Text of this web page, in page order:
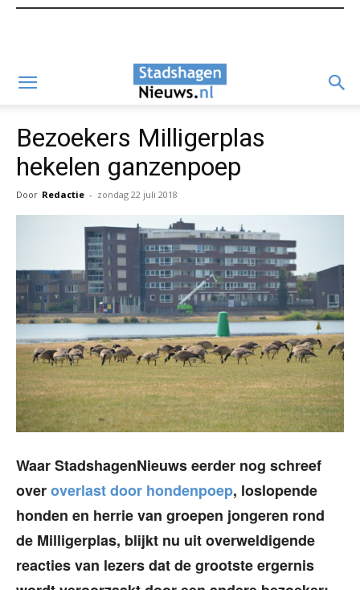
Bezoekers Milligerplas
hekelen ganzenpoep
Door Redactie - zondag 22 juli 2018
Waar StadshagenNieuws eerder nog schreef
overoverlast door hondenpoep, loslopende
honden en herrie van groepen jongeren rond
de Milligerplas, blijkt nu uit overweldigende
reacties van lezers dat de grootste ergernis